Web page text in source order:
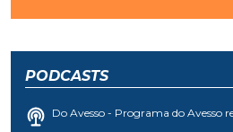
PODCASTS
Do Avesso - Programa do Avesso